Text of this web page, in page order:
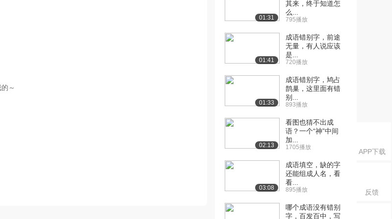
APP下载
反馈
～
01:31
其来，终于知道怎
么...
795播放
01:41
成语错别字，前途
无量，有人说应该
是...
720播放
01:33
成语错别字，鸠占
鹊巢，这里面有错
别...
893播放
02:13
看图也猜不出成
语？一个“神”中间
加...
1705播放
03:08
成语填空，缺的字
还能组成人名，看
看...
895播放
哪个成语没有错别
字，百发百中，写